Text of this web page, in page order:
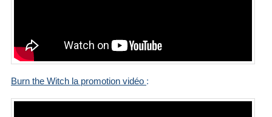
Burn the Witch la promotion vidéo :